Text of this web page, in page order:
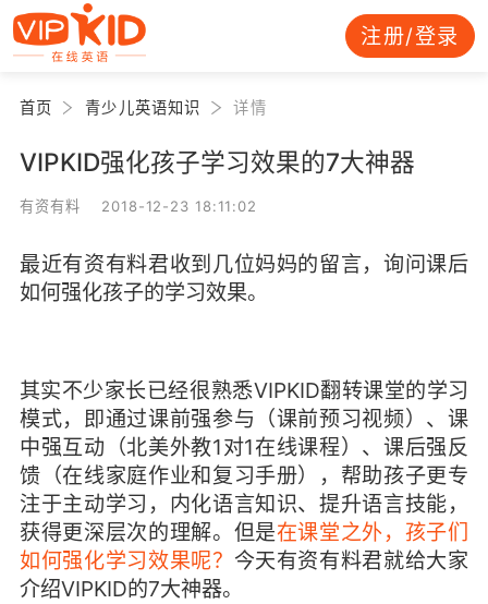
注册/登录
首页 青少儿英语知识 详情
VIPKID强化孩子学习效果的7大神器
有资有料 2018-12-23 18:11:02
最近有资有料君收到几位妈妈的留言，询问课后
如何强化孩子的学习效果。
其实不少家长已经很熟悉VIPKID翻转课堂的学习
模式，即通过课前强参与（课前预习视频）、课
中强互动（北美外教1对1在线课程）、课后强反
馈（在线家庭作业和复习手册），帮助孩子更专
注于主动学习，内化语言知识、提升语言技能，
获得更深层次的理解。但是在课堂之外，孩子们
如何强化学习效果呢？ 今天有资有料君就给大家
介绍VIPKID的7大神器。